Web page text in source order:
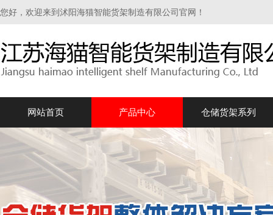
您好，欢迎来到沭阳海猫智能货架制造有限公司官网！
网站首页 产品中心 仓储货架系列